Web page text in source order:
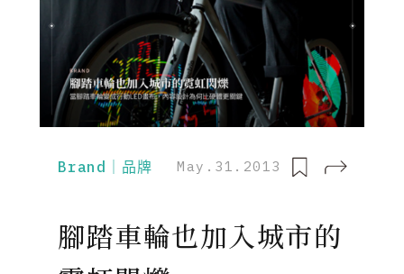
Brand｜品牌 May.31.2013
腳踏車輪也加入城市的